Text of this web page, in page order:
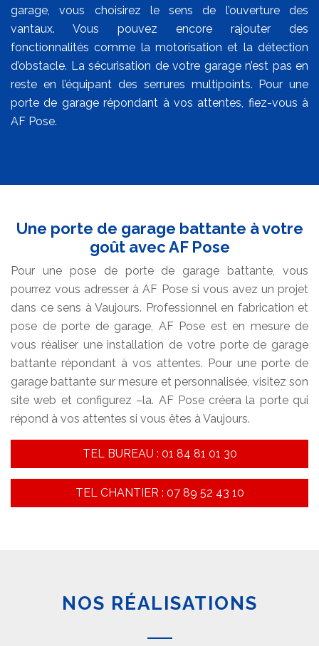
garage, vous choisirez le sens de l’ouverture des
vantaux. Vous pouvez encore rajouter des
fonctionnalités comme la motorisation et la détection
d’obstacle. La sécurisation de votre garage n’est pas en
reste en l’équipant des serrures multipoints. Pour une
porte de garage répondant à vos attentes, fiez-vous à
AF Pose.
Une porte de garage battante à votre
goût avec AF Pose
Pour une pose de porte de garage battante, vous
pourrez vous adresser à AF Pose si vous avez un projet
dans ce sens à Vaujours. Professionnel en fabrication et
pose de porte de garage, AF Pose est en mesure de
vous réaliser une installation de votre porte de garage
battante répondant à vos attentes. Pour une porte de
garage battante sur mesure et personnalisée, visitez son
site web et configurez –la. AF Pose créera la porte qui
répond à vos attentes si vous êtes à Vaujours.
TEL BUREAU : 01 84 81 01 30
TEL CHANTIER : 07 89 52 43 10
NOS RÉALISATIONS